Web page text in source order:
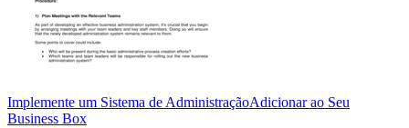
Implemente um Sistema de AdministraçãoAdicionar ao Seu
Business Box